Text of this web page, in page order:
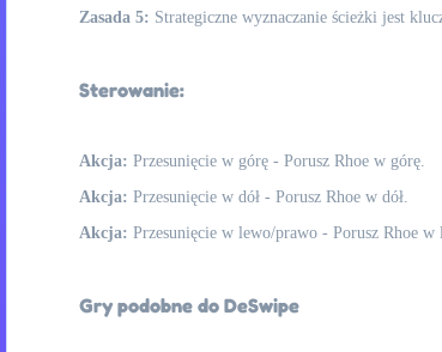
Zasada 5: Strategiczne wyznaczanie ścieżki jest
Sterowanie:
Akcja: Przesunięcie w górę - Porusz Rhoe w górę.
Akcja: Przesunięcie w dół - Porusz Rhoe w dół.
Akcja: Przesunięcie w lewo/prawo - Porusz Rhoe
Gry podobne do DeSwipe